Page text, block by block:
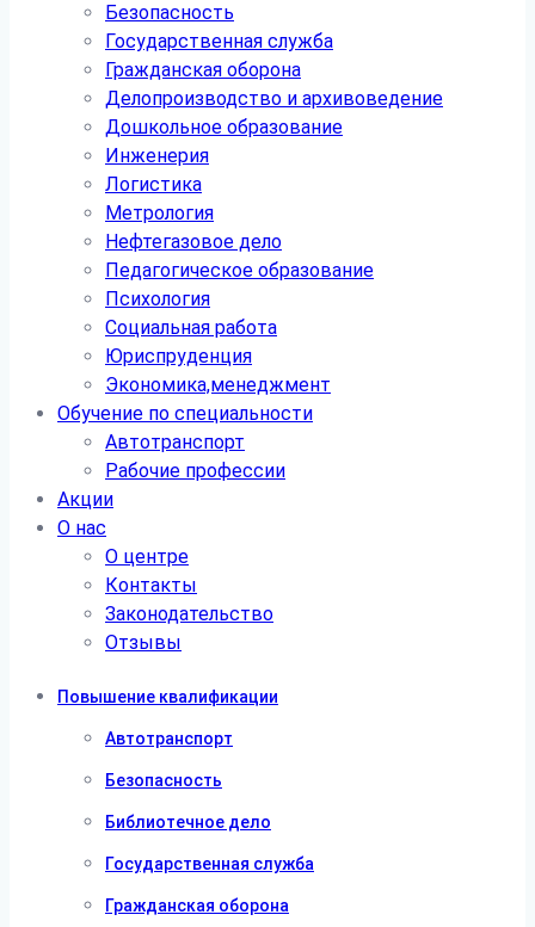
Безопасность
Государственная служба
Гражданская оборона
Делопроизводство и архивоведение
Дошкольное образование
Инженерия
Логистика
Метрология
Нефтегазовое дело
Педагогическое образование
Психология
Социальная работа
Юриспруденция
Экономика,менеджмент
Обучение по специальности
Автотранспорт
Рабочие профессии
Акции
О нас
О центре
Контакты
Законодательство
Отзывы
Повышение квалификации
Автотранспорт
Безопасность
Библиотечное дело
Государственная служба
Гражданская оборона